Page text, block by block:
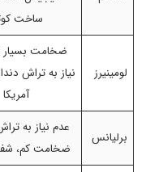
ساخت
لومینیرز
ضخامت بسیار
نیاز به تراش
آمریکا
برلیانس
عدم نیاز به
ضخامت کم،